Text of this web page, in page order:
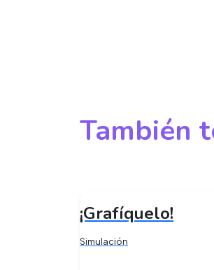
También
¡Grafíquelo!
Simulación